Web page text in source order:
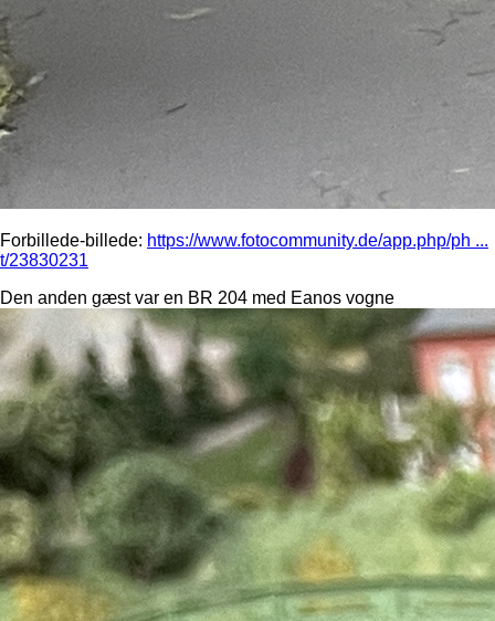
Forbillede-billede: https://www.fotocommunity.de/app.php/ph ...
t/23830231
Den anden gæst var en BR 204 med Eanos vogne